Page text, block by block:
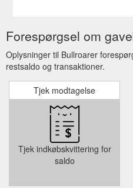
Forespørgsel om
Oplysninger til Bullroarer
restsaldo og transaktioner.
Tjek modtagelse
Tjek indkøbskvittering for
saldo